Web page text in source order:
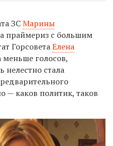
ЗСМарины
праймериз с большим
ГорсоветаЕлена
меньше голосов,
нелестно стала
— каков политик, таков